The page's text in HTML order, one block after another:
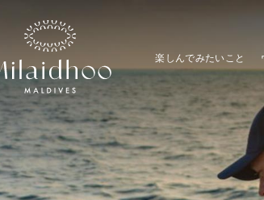
楽しんでみたいこと